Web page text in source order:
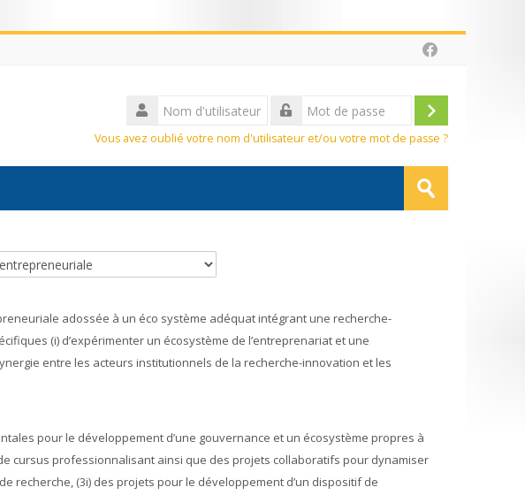
d'utilisateur
Mot
passe
Connexion
Vous avez oublié votre nom d'utilisateur et/ou votre mot de passe ?
cours
Envoyer
adossée à un éco système adéquat intégrant une recherche-
(i) d’expérimenter un écosystème de l’entreprenariat et une
entre les acteurs institutionnels de la recherche-innovation et les
pour le développement d’une gouvernance et un écosystème propres à
cursus professionnalisant ainsi que des projets collaboratifs pour dynamiser
recherche, (3i) des projets pour le développement d’un dispositif de